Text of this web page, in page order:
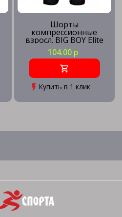
Шорты
компрессионные
взросл. BIG BOY Elite
Line, BB-SHEL-SR-S, с
защитой паха, р.S
104.00 р
Купить в 1 клик